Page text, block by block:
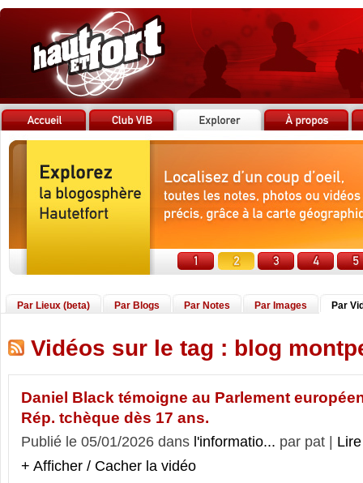
Par Lieux (beta) Par Blogs Par Notes Par Images Par
Vidéos sur le tag : blog
Daniel Black témoigne au Parlement
Rép. tchèque dès 17 ans.
Publié le 05/01/2026 dans l'informatio... par pat |
+ Afficher / Cacher la vidéo